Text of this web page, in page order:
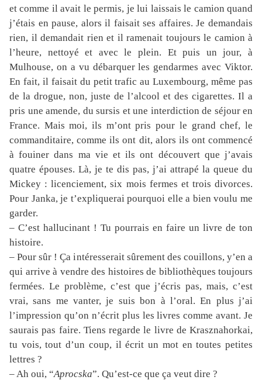
et comme il avait le permis, je lui laissais le camion quand
j’étais en pause, alors il faisait ses affaires. Je demandais
rien, il demandait rien et il ramenait toujours le camion à
l’heure, nettoyé et avec le plein. Et puis un jour, à
Mulhouse, on a vu débarquer les gendarmes avec Viktor.
En fait, il faisait du petit trafic au Luxembourg, même pas
de la drogue, non, juste de l’alcool et des cigarettes. Il a
pris une amende, du sursis et une interdiction de séjour en
France. Mais moi, ils m’ont pris pour le grand chef, le
commanditaire, comme ils ont dit, alors ils ont commencé
à fouiner dans ma vie et ils ont découvert que j’avais
quatre épouses. Là, je te dis pas, j’ai attrapé la queue du
Mickey : licenciement, six mois fermes et trois divorces.
Pour Janka, je t’expliquerai pourquoi elle a bien voulu me
garder.
– C’est hallucinant ! Tu pourrais en faire un livre de ton
histoire.
– Pour sûr ! Ça intéresserait sûrement des couillons, y’en a
qui arrive à vendre des histoires de bibliothèques toujours
fermées. Le problème, c’est que j’écris pas, mais, c’est
vrai, sans me vanter, je suis bon à l’oral. En plus j’ai
l’impression qu’on n’écrit plus les livres comme avant. Je
saurais pas faire. Tiens regarde le livre de Krasznahorkai,
tu vois, tout d’un coup, il écrit un mot en toutes petites
lettres ?
– Ah oui, “Aprocska”. Qu’est-ce que ça veut dire ?